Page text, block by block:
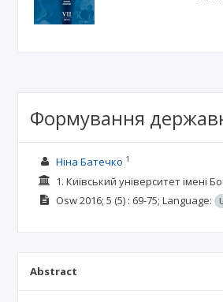
Формування
Ніна Батечко 1
1. Київський університет імені
Osw2016; 5 (5) : 69-75; Language:
Abstract